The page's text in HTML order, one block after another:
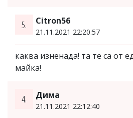
5. Citron56
21.11.2021 22:20:57
каква изненада! та те са от
майка!
4. Дима
21.11.2021 22:12:40